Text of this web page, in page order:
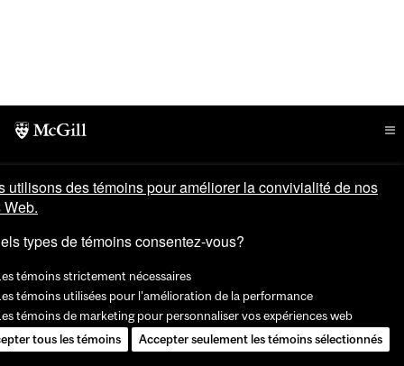
utilisons des témoins pour améliorer la convivialité de nos
types de témoins consentez-vous?
témoins strictement nécessaires
témoins utilisées pour l'amélioration de la performance
témoins de marketing pour personnaliser vos expériences web
tous les témoins
Accepter seulement les témoins sélectionnés